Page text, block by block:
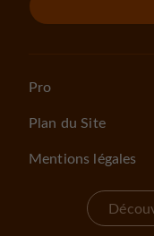
Pro
Plan du Site
Mentions légales